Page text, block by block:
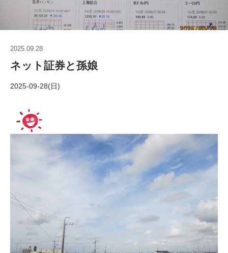
2025.09.28
ネット証券と孫娘
2025-09-28(日)